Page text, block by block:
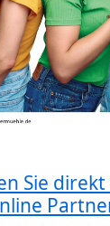
Sie